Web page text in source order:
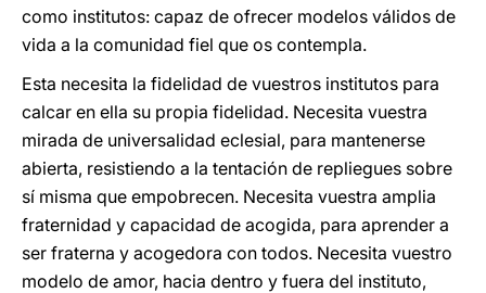
como institutos: capaz de ofrecer modelos válidos de
vida a la comunidad fiel que os contempla.
Esta necesita la fidelidad de vuestros institutos para
calcar en ella su propia fidelidad. Necesita vuestra
mirada de universalidad eclesial, para mantenerse
abierta, resistiendo a la tentación de repliegues sobre
sí misma que empobrecen. Necesita vuestra amplia
fraternidad y capacidad de acogida, para aprender a
ser fraterna y acogedora con todos. Necesita vuestro
modelo de amor, hacia dentro y fuera del instituto,